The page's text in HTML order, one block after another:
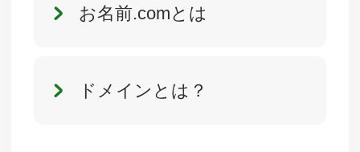
お名前.comとは
ドメインとは？